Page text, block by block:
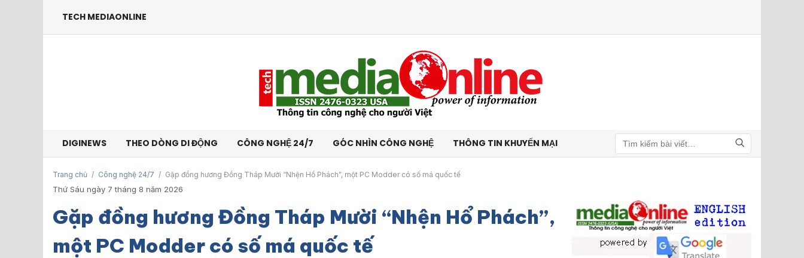
TECH MEDIAONLINE
DIGINEWS THEO DÒNG DI ĐỘNG CÔNG NGHỆ 24/7 GÓC NHÌN CÔNG NGHỆ THÔNG TIN KHUYẾN MẠI
Tìm kiếm
Trang chủ / Công nghệ 24/7 / Gặp đồng hương Đồng Tháp Mười “Nhện Hổ Phách”, một PC Modder có số má quốc tế
Thứ Sáu ngày 7 tháng 8 năm 2026
Gặp đồng hương Đồng Tháp Mười “Nhện Hổ Phách”,
một PC Modder có số má quốc tế